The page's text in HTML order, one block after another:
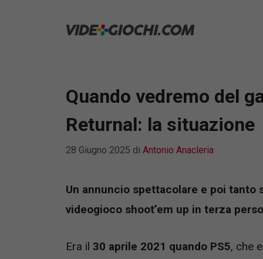
Quando vedremo del
Returnal: la situazione
28 Giugno 2025 di Antonio Anacleria
Un annuncio spettacolare e poi tanto
videogioco shoot’em up in terza
Era il 30 aprile 2021 quando PS5, che